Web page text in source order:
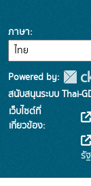
ภาษา
Powered by:
สนับสนุนระบบ Thai-
เว็บไซต์ที่
เกี่ยวข้อง:
รัฐ